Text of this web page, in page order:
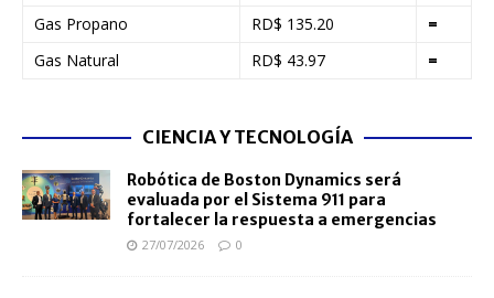
Gas Propano
RD$ 135.20
=
Gas Natural
RD$ 43.97 =
CIENCIA Y TECNOLOGÍA
Robótica de Boston Dynamics será
evaluada por el Sistema 911 para
fortalecer la respuesta a emergencias
27/07/2026 0